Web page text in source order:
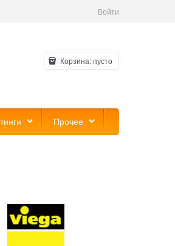
Войти
Корзина:пусто
Прочее